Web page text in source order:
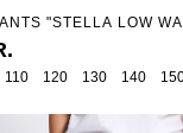
110 120 130 140
"STELLA LOW